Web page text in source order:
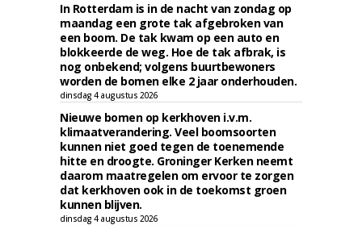
In Rotterdam is in de nacht van zondag op
maandag een grote tak afgebroken van
een boom. De tak kwam op een auto en
blokkeerde de weg. Hoe de tak afbrak, is
nog onbekend; volgens buurtbewoners
worden de bomen elke 2 jaar onderhouden.
dinsdag 4 augustus 2026
Nieuwe bomen op kerkhoven i.v.m.
klimaatverandering. Veel boomsoorten
kunnen niet goed tegen de toenemende
hitte en droogte. Groninger Kerken neemt
daarom maatregelen om ervoor te zorgen
dat kerkhoven ook in de toekomst groen
kunnen blijven.
dinsdag 4 augustus 2026